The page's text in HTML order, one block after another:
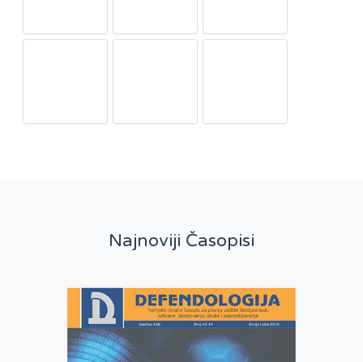
Najnoviji Časopisi